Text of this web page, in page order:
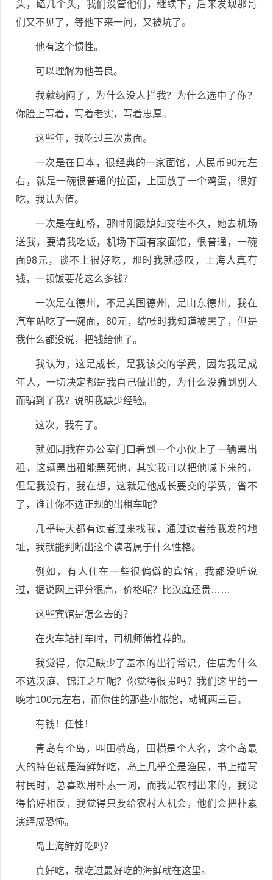
头，磕几个头，我们没管他们，继续下，后来发现那哥
们又不见了，等他下来一问，又被坑了。
他有这个惯性。
可以理解为他善良。
我就纳闷了，为什么没人拦我？为什么选中了你？
你脸上写着，写着老实，写着忠厚。
这些年，我吃过三次贵面。
一次是在日本，很经典的一家面馆，人民币90元左
右，就是一碗很普通的拉面，上面放了一个鸡蛋，很好
吃，我认为值。
一次是在虹桥，那时刚跟媳妇交往不久，她去机场
送我，要请我吃饭，机场下面有家面馆，很普通，一碗
面98元，谈不上很好吃，那时我就感叹，上海人真有
钱，一顿饭要花这么多钱？
一次是在德州，不是美国德州，是山东德州，我在
汽车站吃了一碗面，80元，结帐时我知道被黑了，但是
我什么都没说，把钱给他了。
我认为，这是成长，是我该交的学费，因为我是成
年人，一切决定都是我自己做出的，为什么没骗到别人
而骗到了我？说明我缺少经验。
这次，我有了。
就如同我在办公室门口看到一个小伙上了一辆黑出
租，这辆黑出租能黑死他，其实我可以把他喊下来的，
但是我没有，我在想，这就是他成长要交的学费，省不
了，谁让你不选正规的出租车呢？
几乎每天都有读者过来找我，通过读者给我发的地
址，我就能判断出这个读者属于什么性格。
例如，有人住在一些很偏僻的宾馆，我都没听说
过，据说网上评分很高，价格呢？比汉庭还贵……
这些宾馆是怎么去的？
在火车站打车时，司机师傅推荐的。
我觉得，你是缺少了基本的出行常识，住店为什么
不选汉庭、锦江之星呢？你觉得很贵吗？我们这里的一
晚才100元左右，而你住的那些小旅馆，动辄两三百。
有钱！任性！
青岛有个岛，叫田横岛，田横是个人名，这个岛最
大的特色就是海鲜好吃，岛上几乎全是渔民，书上描写
村民时，总喜欢用朴素一词，而我是农村出来的，我觉
得恰好相反，我觉得只要给农村人机会，他们会把朴素
演绎成恐怖。
岛上海鲜好吃吗？
真好吃，我吃过最好吃的海鲜就在这里。